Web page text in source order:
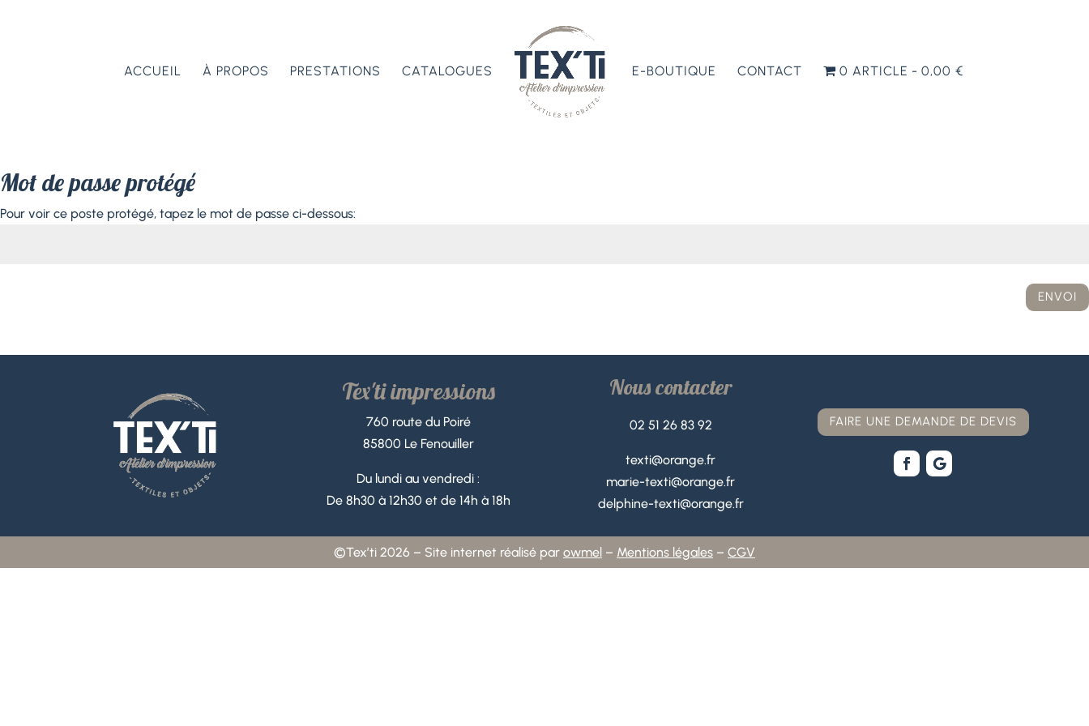
ACCUEIL À PROPOS PRESTATIONS CATALOGUES E-BOUTIQUE CONTACT 0 ARTICLE 0,00 €
Mot de passe protégé
Pour voir ce poste protégé, tapez le mot de passe ci-dessous:
ENVOI
Tex'ti impressions
760 route du Poiré
85800 Le Fenouiller
Du lundi au vendredi :
De 8h30 à 12h30 et de 14h à 18h
Nous contacter
02 51 26 83 92
texti@orange.fr
marie-texti@orange.fr
delphine-texti@orange.fr
FAIRE UNE DEMANDE DE DEVIS
©Tex’ti 2026 – Site internet réalisé par owmel – Mentions légales – CGV